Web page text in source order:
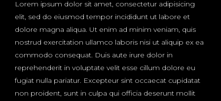
Lorem ipsum dolor sit amet, consectetur adipisicing
elit, sed do eiusmod tempor incididunt ut labore et
dolore magna aliqua. Ut enim ad minim veniam, quis
nostrud exercitation ullamco laboris nisi ut aliquip ex ea
commodo consequat. Duis aute irure dolor in
reprehenderit in voluptate velit esse cillum dolore eu
fugiat nulla pariatur. Excepteur sint occaecat cupidatat
non proident, sunt in culpa qui officia deserunt mollit